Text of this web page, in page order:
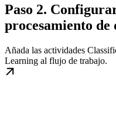
Paso 2.
procesamiento de
Añada las actividades
Learning al flujo de trabajo.